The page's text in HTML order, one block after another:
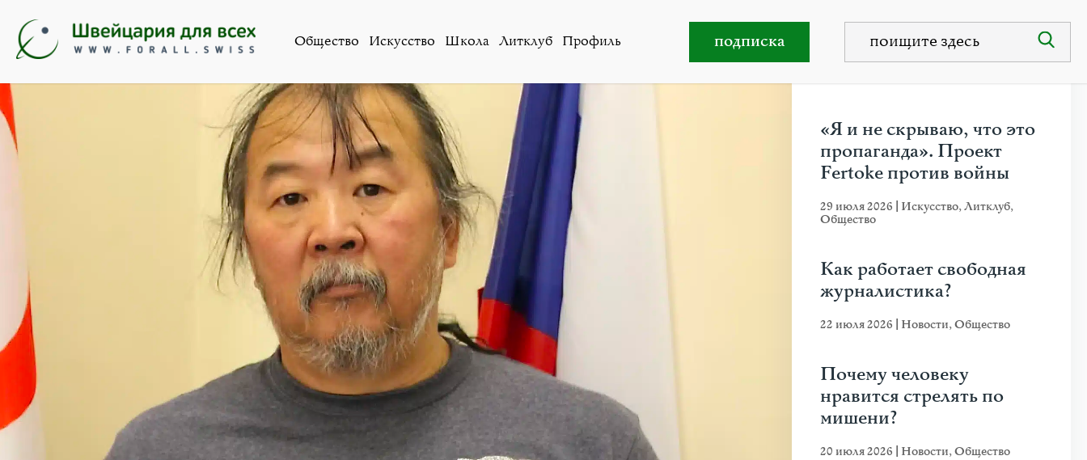
Общество Искусство Школа Литклуб Профиль подписка
«Нежелательные». Почему в России власть борется с защитниками коренных народов
«Я и не скрываю, что это
пропаганда». Проект
Fertoke против войны
29 июля 2026 Искусство,Литклуб,
Общество
Как работает свободная
журналистика?
22 июля 2026 Новости,Общество
Почему человеку
нравится стрелять по
мишени?
20 июля 2026 Новости,Общество